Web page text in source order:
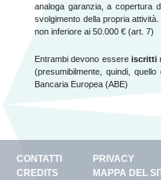
analoga garanzia, a copertura
svolgimento della propria
non inferiore ai 50.000 € (art. 7)
Entrambi devono essere iscritti
(presumibilmente, quindi,
Bancaria Europea (ABE)
CONTATTI PRIVACY
CREDITS
MAPPA DEL